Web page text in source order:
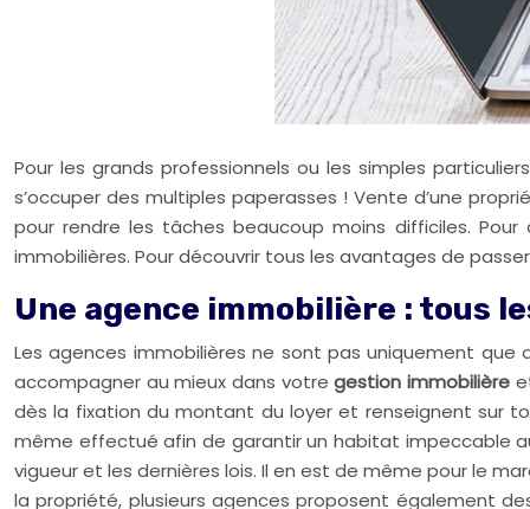
Pour les grands professionnels ou les simples
s’occuper des multiples paperasses ! Vente d’une
pour rendre les tâches beaucoup moins difficiles.
immobilières. Pour découvrir tous les avantages de
Une agence immobilière : tous
Les agences immobilières ne sont pas uniquement
accompagner au mieux dans votre gestion immobilière
dès la fixation du montant du loyer et renseignent sur
même effectué afin de garantir un habitat impeccable
vigueur et les dernières lois. Il en est de même pour le
la propriété, plusieurs agences proposent également